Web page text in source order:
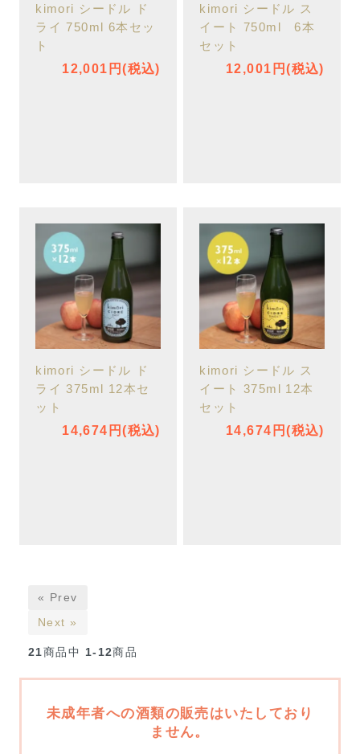
kimori シードル ド
ライ 750ml 6本セッ
ト
12,001円(税込)
kimori シードル ス
イート 750ml 6本
セット
12,001円(税込)
kimori シードル ド
ライ 375ml 12本セ
ット
14,674円(税込)
kimori シードル ス
イート 375ml 12本
セット
14,674円(税込)
« Prev
Next »
21商品中 1-12商品
未成年者への酒類の販売はいたしており
ません。